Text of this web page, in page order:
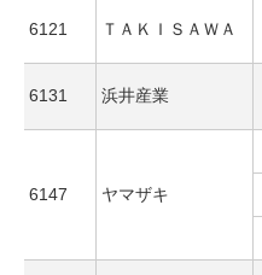
6121 ＴＡＫＩＳＡＷＡ
6131 浜井産業
6147 ヤマザキ